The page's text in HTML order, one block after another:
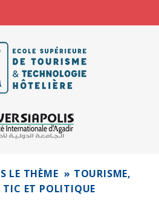
LE THÈME » TOURISME,
TIC ET POLITIQUE